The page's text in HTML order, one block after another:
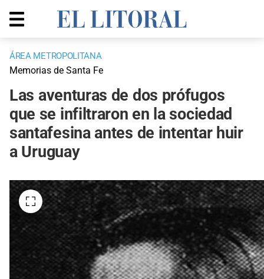
ÁREA METROPOLITANA
Memorias de Santa Fe
Las aventuras de dos prófugos
que se infiltraron en la sociedad
santafesina antes de intentar huir
a Uruguay